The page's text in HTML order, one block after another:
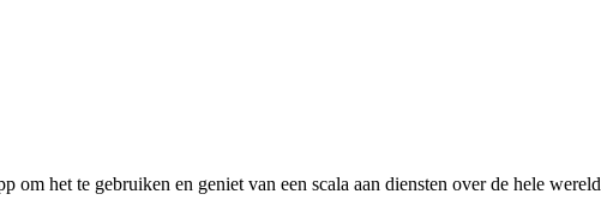
het te gebruiken en geniet van een scala aan diensten over de hele wereld